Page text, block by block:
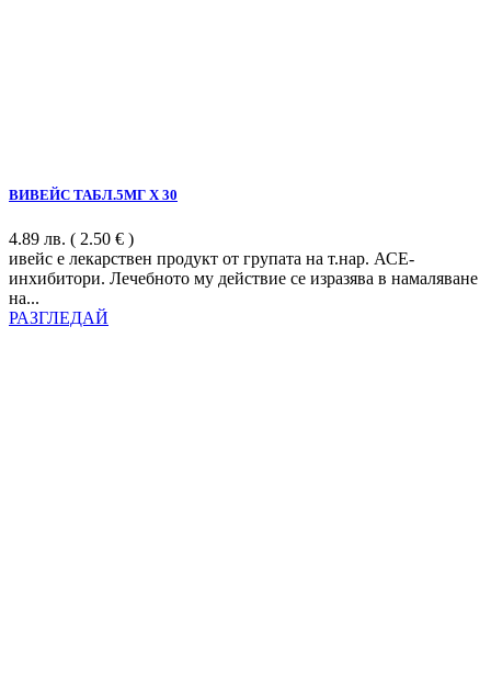
ВИВЕЙС ТАБЛ.5МГ Х 30
4.89 лв. ( 2.50 € )
ивейс е лекарствен продукт от групата на т.нар. АСЕ-
инхибитори. Лечебното му действие се изразява в намаляване
на...
РАЗГЛЕДАЙ